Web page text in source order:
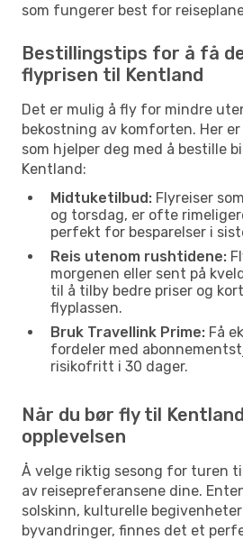
som fungerer best for
Bestillingstips for å få
flyprisen til Kentland
Det er mulig å fly for mindre
bekostning av komforten. Her
som hjelper deg med å bestille
Kentland:
Midtuketilbud: Flyreiser
og torsdag, er ofte
perfekt for besparelser i
Reis utenom rushtidene:
morgenen eller sent på
til å tilby bedre priser og
flyplassen.
Bruk Travellink Prime: Få
fordeler med
risikofritt i 30 dager.
Når du bør fly til
opplevelsen
Å velge riktig sesong for turen
av reisepreferansene dine.
solskinn, kulturelle
byvandringer, finnes det et